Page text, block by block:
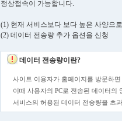
정상접속이 가능합니다.
(1) 현재 서비스보다 보다 높은 사양으
(2) 데이터 전송량 추가 옵션을 신청
데이터 전송량이란?
사이트 이용자가 홈페이지를 방문하
이때 사용자의 PC로 전송된 데이터의
서비스의 허용된 데이터 전송량을 초